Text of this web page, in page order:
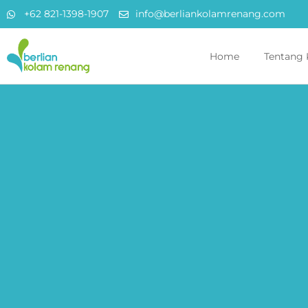
+62 821-1398-1907 info@berliankolamrenang.com
Home Tentang